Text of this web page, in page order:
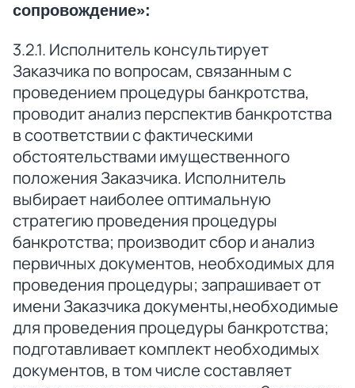
сопровождение»:
3.2.1. Исполнитель консультирует
Заказчика по вопросам, связанным с
проведением процедуры банкротства,
проводит анализ перспектив банкротства
в соответствии с фактическими
обстоятельствами имущественного
положения Заказчика. Исполнитель
выбирает наиболее оптимальную
стратегию проведения процедуры
банкротства; производит сбор и анализ
первичных документов, необходимых для
проведения процедуры; запрашивает от
имени Заказчика документы,необходимые
для проведения процедуры банкротства;
подготавливает комплект необходимых
документов, в том числе составляет